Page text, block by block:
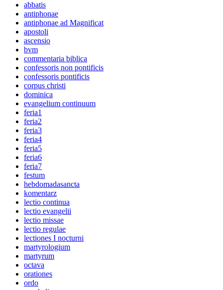
abbatis
antiphonae
antiphonae ad Magnificat
apostoli
ascensio
bvm
commentaria biblica
confessoris non pontificis
confessoris pontificis
corpus christi
dominica
evangelium continuum
feria1
feria2
feria3
feria4
feria5
feria6
feria7
festum
hebdomadasancta
komentarz
lectio continua
lectio evangelii
lectio missae
lectio regulae
lectiones I nocturni
martyrologium
martyrum
octava
orationes
ordo